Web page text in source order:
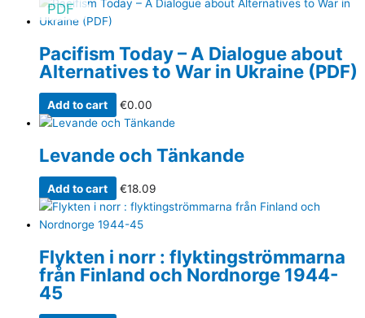
PDF
Pacifism Today – A Dialogue about
Alternatives to War in Ukraine (PDF)
Add to cart €0.00
Levande och Tänkande
Add to cart €18.09
Flykten i norr : flyktingströmmarna
från Finland och Nordnorge 1944-
45